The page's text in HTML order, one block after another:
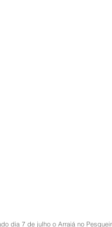
dia 7 de julho o Arraiá no